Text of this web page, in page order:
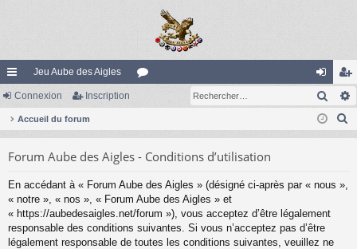
ac
co
s
Jeu Aube des Aigles
on
ne
ns
cri
Connexion Inscription
Accueil du forum
Forum Aube des Aigles - Conditions d’utilisation
En accédant à « Forum Aube des Aigles » (désigné ci-après par « nous »,
« notre », « nos », « Forum Aube des Aigles » et
« https://aubedesaigles.net/forum »), vous acceptez d’être légalement
responsable des conditions suivantes. Si vous n’acceptez pas d’être
légalement responsable de toutes les conditions suivantes, veuillez ne